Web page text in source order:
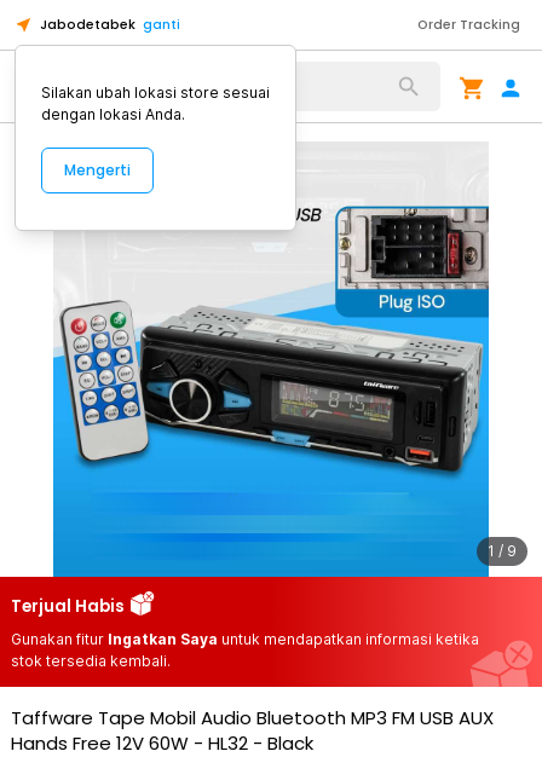
Jabodetabek ganti Order Tracking
Alat Kopi
1 / 9
Terjual Habis
Gunakan fitur Ingatkan Saya untuk mendapatkan informasi ketika
stok tersedia kembali.
Taffware Tape Mobil Audio Bluetooth MP3 FM USB AUX
Hands Free 12V 60W - HL32 - Black
Silakan ubah lokasi store sesuai
dengan lokasi Anda.
Mengerti